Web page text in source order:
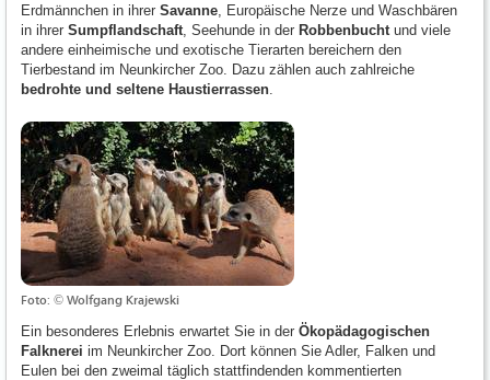
Erdmännchen in ihrer Savanne , Europäische Nerze und Waschbären
in ihrer Sumpflandschaft , Seehunde in der Robbenbucht und viele
andere einheimische und exotische Tierarten bereichern den
Tierbestand im Neunkircher Zoo. Dazu zählen auch zahlreiche
bedrohte und seltene Haustierrassen
Foto: © Wolfgang Krajewski
Ein besonderes Erlebnis erwartet Sie in der Ökopädagogischen
Falknerei im Neunkircher Zoo. Dort können Sie Adler, Falken und
Eulen bei den zweimal täglich stattfindenden kommentierten